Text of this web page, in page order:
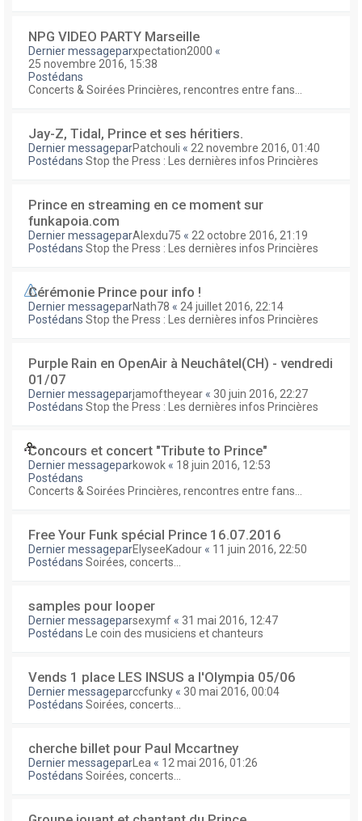
NPG VIDEO PARTY Marseille
Dernier messageparxpectation2000 «
25 novembre 2016, 15:38
Postédans
Concerts & Soirées Princières, rencontres entre fans...
Jay-Z, Tidal, Prince et ses héritiers.
Dernier messageparPatchouli « 22 novembre 2016, 01:40
Postédans Stop the Press : Les dernières infos Princières
Prince en streaming en ce moment sur
funkapoia.com
Dernier messageparAlexdu75 « 22 octobre 2016, 21:19
Postédans Stop the Press : Les dernières infos Princières
Cérémonie Prince pour info !
Dernier messageparNath78 « 24 juillet 2016, 22:14
Postédans Stop the Press : Les dernières infos Princières
Purple Rain en OpenAir à Neuchâtel(CH) - vendredi
01/07
Dernier messageparjamoftheyear « 30 juin 2016, 22:27
Postédans Stop the Press : Les dernières infos Princières
Concours et concert "Tribute to Prince"
Dernier messageparkowok « 18 juin 2016, 12:53
Postédans
Concerts & Soirées Princières, rencontres entre fans...
Free Your Funk spécial Prince 16.07.2016
Dernier messageparElyseeKadour « 11 juin 2016, 22:50
Postédans Soirées, concerts...
samples pour looper
Dernier messageparsexymf « 31 mai 2016, 12:47
Postédans
Le coin des musiciens et chanteurs
Vends 1 place LES INSUS a l'Olympia 05/06
Dernier messageparccfunky « 30 mai 2016, 00:04
Postédans Soirées, concerts...
cherche billet pour Paul Mccartney
Dernier messagepar Lea « 12 mai 2016, 01:26
Postédans Soirées, concerts...